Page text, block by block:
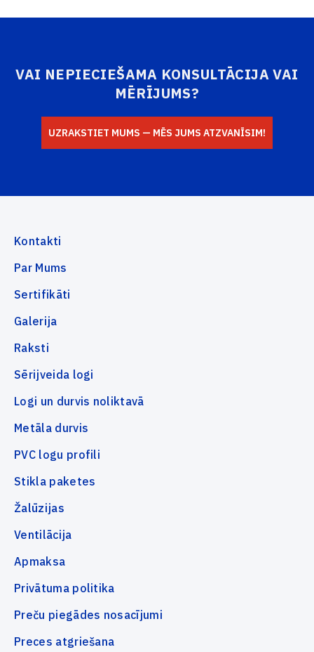
Jauns lietotājs
VAI NEPIECIEŠAMA KONSULTĀCIJA VAI
MĒRĪJUMS?
UZRAKSTIET MUMS — MĒS JUMS ATZVANĪSIM!
Kontakti
Par Mums
Sertifikāti
Galerija
Raksti
Sērijveida logi
Logi un durvis noliktavā
Metāla durvis
PVC logu profili
Stikla paketes
Žalūzijas
Ventilācija
Apmaksa
Privātuma politika
Preču piegādes nosacījumi
Preces atgriešana